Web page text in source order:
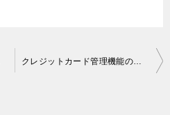
クレジットカード管理機能の開発支援